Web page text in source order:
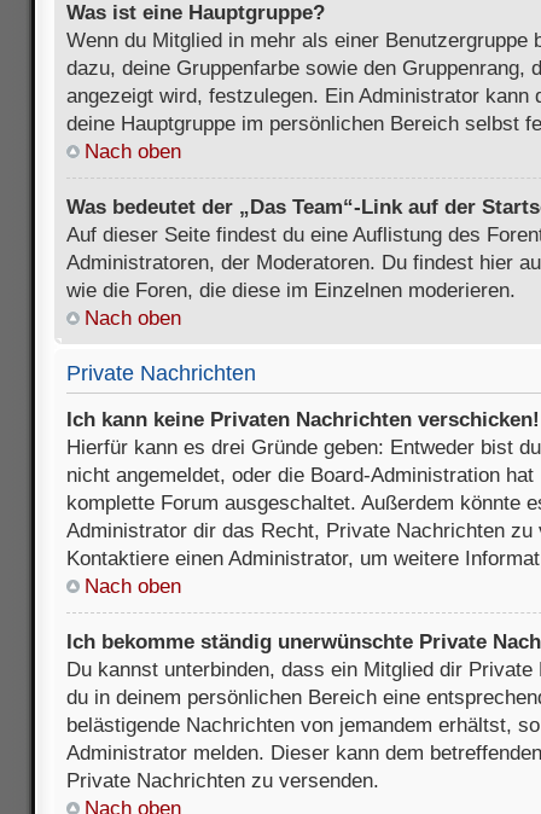
Was ist eine Hauptgruppe?
Wenn du Mitglied in mehr als einer Benutzergruppe
dazu, deine Gruppenfarbe sowie den Gruppenrang,
angezeigt wird, festzulegen. Ein Administrator kann
deine Hauptgruppe im persönlichen Bereich selbst
Nach oben
Was bedeutet der „Das Team“-Link auf der
Auf dieser Seite findest du eine Auflistung des
Administratoren, der Moderatoren. Du findest hier
wie die Foren, die diese im Einzelnen moderieren.
Nach oben
Private Nachrichten
Ich kann keine Privaten Nachrichten verschicken!
Hierfür kann es drei Gründe geben: Entweder bist
nicht angemeldet, oder die Board-Administration
komplette Forum ausgeschaltet. Außerdem könnte
Administrator dir das Recht, Private Nachrichten
Kontaktiere einen Administrator, um weitere
Nach oben
Ich bekomme ständig unerwünschte Private
Du kannst unterbinden, dass ein Mitglied dir
du in deinem persönlichen Bereich eine
belästigende Nachrichten von jemandem erhältst,
Administrator melden. Dieser kann dem
Private Nachrichten zu versenden.
Nach oben